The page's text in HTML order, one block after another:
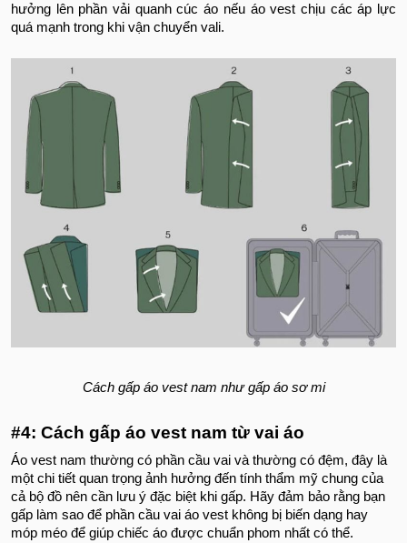
hưởng lên phần vải quanh cúc áo nếu áo vest chịu các áp lực
quá mạnh trong khi vận chuyển vali.
Cách gấp áo vest nam như gấp áo sơ mi
#4: Cách gấp áo vest nam từ vai áo
Áo vest nam thường có phần cầu vai và thường có đệm, đây là
một chi tiết quan trọng ảnh hưởng đến tính thẩm mỹ chung của
cả bộ đồ nên cần lưu ý đặc biệt khi gấp. Hãy đảm bảo rằng bạn
gấp làm sao để phần cầu vai áo vest không bị biến dạng hay
móp méo để giúp chiếc áo được chuẩn phom nhất có thể.